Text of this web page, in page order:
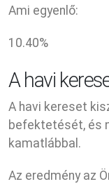
Ami egyenlő:
10.40%
A havi
A havi kereset
befektetését, és
kamatlábbal.
Az eredmény az